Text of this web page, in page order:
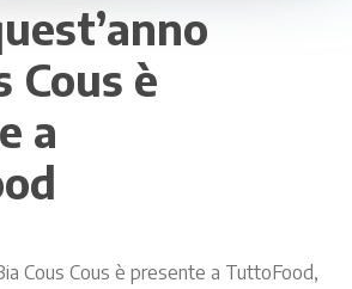
Cous è
a
Cous Cous è presente a TuttoFood,